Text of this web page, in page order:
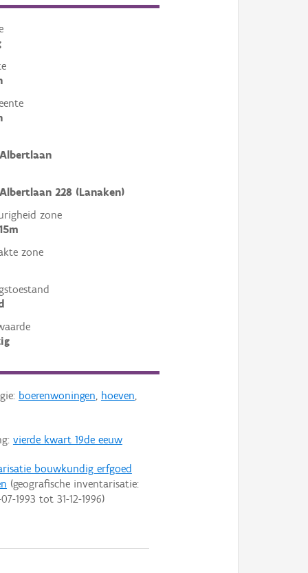
228 (Lanaken)
zone
zone
boerenwoningen, hoeven,
vierde kwart 19de eeuw
bouwkundig erfgoed
(geografische inventarisatie:
1993 tot 31-12-1996)